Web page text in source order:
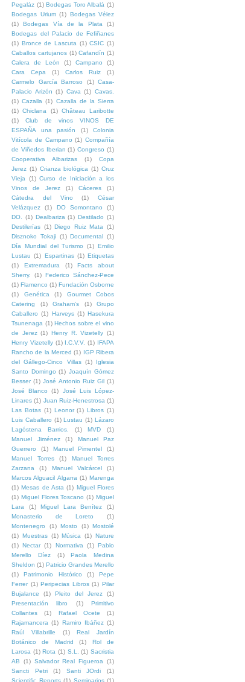
Pegaláz (1) Bodegas Toro Albalá (1)
Bodegas Urium (1)
Bodegas Vélez
(1)
Bodegas Vía de la Plata
(1)
Bodegas del Palacio de Fefiñanes
(1) Bronce de Lascuta (1) CSIC (1)
Caballos cartujanos (1) Cafandín (1)
Calera de León
(1) Campano
(1)
Cara Cepa
(1) Carlos Ruiz
(1)
Carmelo García Barroso
(1) Casa-
Palacio Arizón (1) Cava (1) Cavas.
(1) Cazalla (1) Cazalla de la Sierra
(1) Chiclana (1) Château Laribotte
(1)
Club de vinos VINOS DE
ESPAÑA una pasión
(1)
Colonia
Vitícola de Campano (1) Compañía
de Viñedos Iberian (1) Congreso (1)
Cooperativa Albarizas
(1)
Copa
Jerez (1) Crianza biológica (1) Cruz
Vieja (1) Curso de Iniciación a los
Vinos de Jerez
(1) Cáceres
(1)
Cátedra del Vino
(1)
César
Velázquez
(1) DO Somontano
(1)
DO. (1) Dealbariza (1) Destilado (1)
Destilerías (1) Diego Ruiz Mata (1)
Disznoko Tokaji (1) Documental
(1)
Día Mundial del Turismo
(1)
Emilio
Lustau (1) Espartinas (1) Etiquetas
(1)
Extremadura (1)
Facts about
Sherry.
(1)
Federico Sánchez-Pece
(1) Flamenco (1) Fundación Osborne
(1)
Genética (1)
Gourmet Cobos
Catering
(1) Graham's (1)
Grupo
Caballero (1) Harveys (1) Hasekura
Tsunenaga (1) Hechos sobre el vino
de Jerez (1) Henry R. Vizetelly (1)
Henry Vizetelly (1) I.C.V.V. (1)
IFAPA
Rancho de la Merced (1)
IGP Ribera
del Gállego-Cinco Villas (1)
Iglesia
Santo Domingo (1) Joaquín Gómez
Besser (1) José Antonio Ruiz Gil (1)
José Blanco
(1)
José Luis López-
Linares (1) Juan Ruiz-Henestrosa (1)
Las Botas (1) Leonor (1) Libros (1)
Luis Caballero (1) Lustau (1) Lázaro
Lagóstena Barrios.
(1) MVD
(1)
Manuel Jiménez
(1)
Manuel Paz
Guerrero
(1) Manuel Pimentel
(1)
Manuel Torres
(1)
Manuel Torres
Zarzana
(1) Manuel Valcárcel
(1)
Marcos Alguacil Algarra (1) Marenga
(1) Mesas de Asta (1) Miguel Flores
(1) Miguel Flores Toscano (1) Miguel
Lara
(1) Miguel Lara Benítez
(1)
Monasterio de Loreto
(1)
Montenegro
(1) Mosto (1)
Mostolé
(1)
Muestras (1) Música (1)
Nature
(1)
Nectar (1) Normativa (1)
Pablo
Merello Díez
(1)
Paola Medina
Sheldon (1) Patricio Grandes Merello
(1)
Patrimonio Histórico (1)
Pepe
Ferrer (1) Peripecias Libros (1) Pilar
Bujalance
(1) Pleito del Jerez
(1)
Presentación libro
(1)
Primitivo
Collantes
(1) Rafael Ocete
(1)
Rajamancera (1) Ramiro Ibáñez (1)
Raúl Villabrille
(1)
Real Jardín
Botánico de Madrid
(1)
Rol de
Larosa (1) Rota (1) S.L. (1) Sacristia
AB
(1) Salvador Real Figueroa (1)
Sancti Petri
(1) Santi JOrdi
(1)